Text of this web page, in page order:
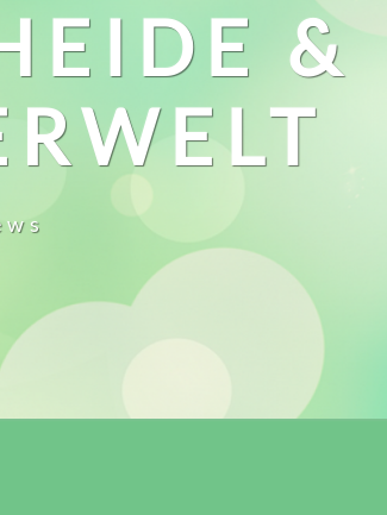
&